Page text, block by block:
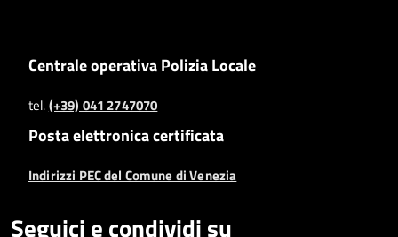
Centrale operativa Polizia Locale
tel.(+39) 041 2747070
Posta elettronica certificata
Indirizzi PEC del Comune di Venezia
Seguici e condividi su